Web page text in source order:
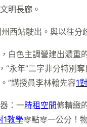
明長廊。
西站駛出。與以往分
白色主調營建出濃重
“永年”二字非分特別
”講授員李林翰先容1
：一時租空間條精緻
1教學零點零一公分！